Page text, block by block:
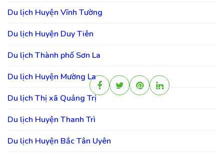
Du lịch Huyện Vĩnh Tường
Du lịch Huyện Duy Tiên
Du lịch Thành phố Sơn La
Du lịch Huyện Mường La
Du lịch Thị xã Quảng Trị
Du lịch Huyện Thanh Trì
Du lịch Huyện Bắc Tân Uyên